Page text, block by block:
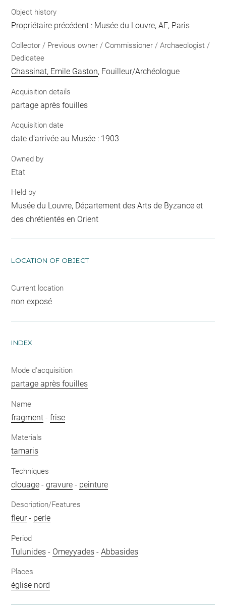
Object history
Propriétaire précédent : Musée du Louvre, AE, Paris
Collector / Previous owner / Commissioner / Archaeologist /
Dedicatee
Chassinat, Emile Gaston, Fouilleur/Archéologue
Acquisition details
partage après fouilles
Acquisition date
date d'arrivée au Musée : 1903
Owned by
Etat
Held by
Musée du Louvre, Département des Arts de Byzance et
des chrétientés en Orient
LOCATION OF OBJECT
Current location
non exposé
INDEX
Mode d'acquisition
partage après fouilles
Name
fragment -frise
Materials
tamaris
Techniques
clouage -gravure - peinture
Description/Features
fleur- perle
Period
Tulunides - Omeyyades -Abbasides
Places
église nord